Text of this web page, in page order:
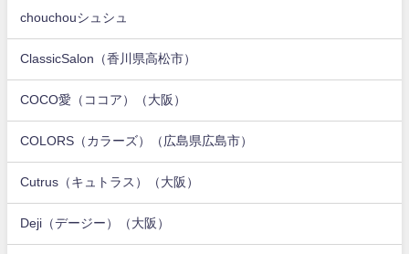
chouchouシュシュ
ClassicSalon（香川県高松市）
COCO愛（ココア）（大阪）
COLORS（カラーズ）（広島県広島市）
Cutrus（キュトラス）（大阪）
Deji（デージー）（大阪）